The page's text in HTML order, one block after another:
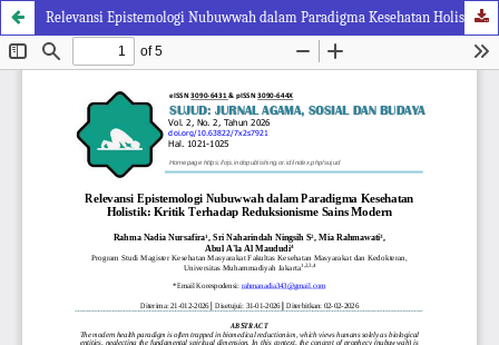
Relevansi Epistemologi Nubuwwah dalam Paradigma Kesehatan Holistik: Kritik Terhadap Reduksionisme Sains Modern